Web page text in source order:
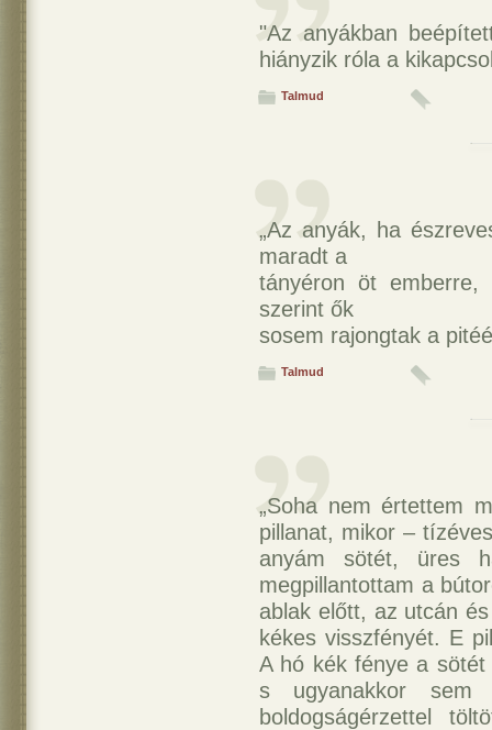
"Az anyákban
hiányzik róla a
Talmud
„Az anyák, ha
maradt a
tányéron öt emberre,
szerint ők
sosem rajongtak a
Talmud
„Soha nem értettem
pillanat, mikor –
anyám sötét, üres
megpillantottam a
ablak előtt, az utcán
kékes visszfényét. E
A hó kék fénye a sötét
s ugyanakkor
boldogságérzettel